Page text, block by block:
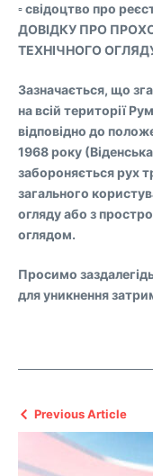
▫️ свідоцтво про
ДОВІДКУ ПРО
ТЕХНІЧНОГО
Зазначається, що
на всій території
відповідно до
1968 року
забороняється рух
загального
огляду або з
оглядом.
Просимо
для уникнення
Previous Article